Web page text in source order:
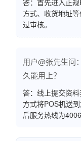
答：首先进入正
方式、收货地址
过审核。
用户@张先生问
久能用上？
答：线上提交资
方式将POS机送
后服务热线为